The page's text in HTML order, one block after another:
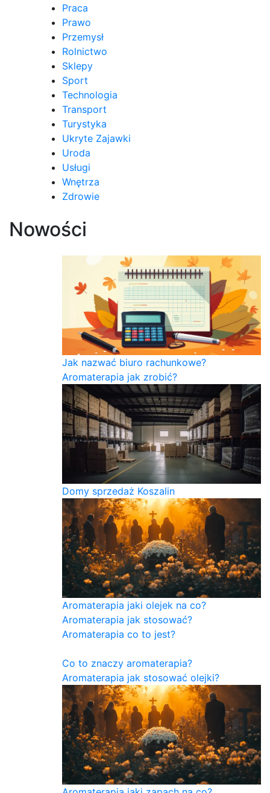
Praca
Prawo
Przemysł
Rolnictwo
Sklepy
Sport
Technologia
Transport
Turystyka
Ukryte Zajawki
Uroda
Usługi
Wnętrza
Zdrowie
Nowości
Jak nazwać biuro rachunkowe?
Aromaterapia jak zrobić?
Domy sprzedaż Koszalin
Aromaterapia jaki olejek na co?
Aromaterapia jak stosować?
Aromaterapia co to jest?
Co to znaczy aromaterapia?
Aromaterapia jak stosować olejki?